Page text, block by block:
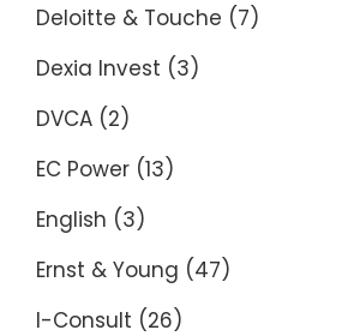
Deloitte & Touche (7)
Dexia Invest (3)
DVCA (2)
EC Power (13)
English (3)
Ernst & Young (47)
I-Consult (26)